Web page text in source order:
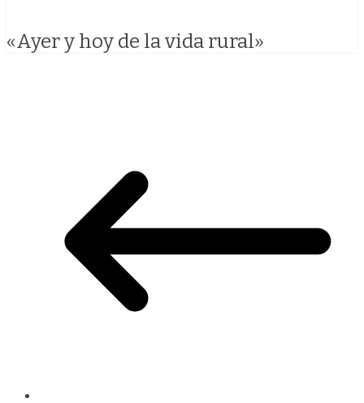
«Ayer y hoy de la vida rural»